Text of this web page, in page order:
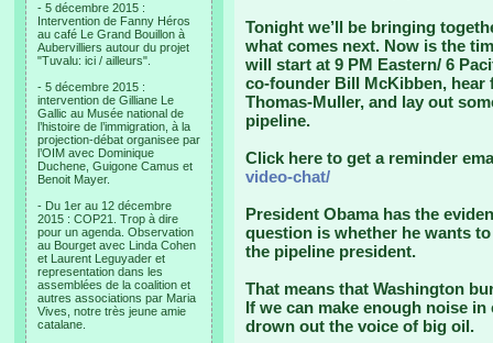
- 5 décembre 2015 :
Intervention de Fanny Héros
au café Le Grand Bouillon à
Aubervilliers autour du projet
"Tuvalu: ici / ailleurs".
- 5 décembre 2015 :
intervention de Gilliane Le
Gallic au Musée national de
l’histoire de l’immigration, à la
projection-débat organisee par
l’OIM avec Dominique
Duchene, Guigone Camus et
Benoit Mayer.
- Du 1er au 12 décembre
2015 : COP21. Trop à dire
pour un agenda. Observation
au Bourget avec Linda Cohen
et Laurent Leguyader et
representation dans les
assemblées de la coalition et
autres associations par Maria
Vives, notre très jeune amie
catalane.
Tonight we’ll be bringing
what comes next. Now is the
will start at 9 PM Eastern/ 6
co-founder Bill McKibben, hear
Thomas-Muller, and lay out
pipeline.
Click here to get a reminder
video-chat/
President Obama has the
question is whether he wants
the pipeline president.
That means that Washington
If we can make enough noise
drown out the voice of big oil.